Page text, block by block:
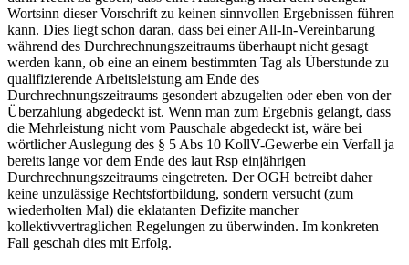
Wortsinn dieser Vorschrift zu keinen sinnvollen Ergebnissen führen
kann. Dies liegt schon daran, dass bei einer All-In-Vereinbarung
während des Durchrechnungszeitraums überhaupt nicht gesagt
werden kann, ob eine an einem bestimmten Tag als Überstunde zu
qualifizierende Arbeitsleistung am Ende des
Durchrechnungszeitraums gesondert abzugelten oder eben von der
Überzahlung abgedeckt ist. Wenn man zum Ergebnis gelangt, dass
die Mehrleistung nicht vom Pauschale abgedeckt ist, wäre bei
wörtlicher Auslegung des § 5 Abs 10 KollV-Gewerbe ein Verfall ja
bereits lange vor dem Ende des laut Rsp einjährigen
Durchrechnungszeitraums eingetreten. Der OGH betreibt daher
keine unzulässige Rechtsfortbildung, sondern versucht (zum
wiederholten Mal) die eklatanten Defizite mancher
kollektivvertraglichen Regelungen zu überwinden. Im konkreten
Fall geschah dies mit Erfolg.